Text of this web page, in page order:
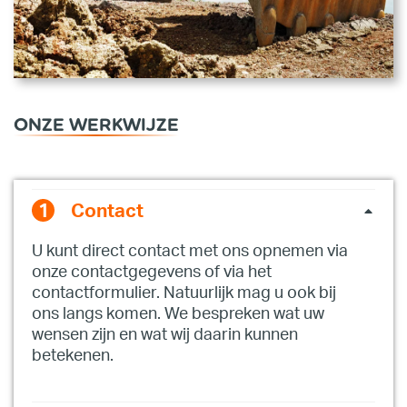
ONZE WERKWIJZE
Contact
U kunt direct contact met ons opnemen via
onze contactgegevens of via het
contactformulier. Natuurlijk mag u ook bij
ons langs komen. We bespreken wat uw
wensen zijn en wat wij daarin kunnen
betekenen.